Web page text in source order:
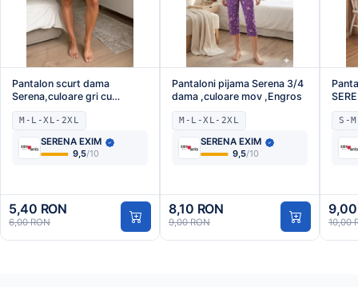
Pantalon scurt dama
Serena,culoare gri cu
imprimeu cap de
pisica,Engros
M-L-XL-2XL
SERENA EXIM
9,5/10
5,40 RON
6,00 RON
Pantaloni pijama Serena 3/4
dama ,culoare mov ,Engros
M-L-XL-2XL
SERENA EXIM
9,5/10
8,10 RON
9,00 RON
S-
9,00
10,00